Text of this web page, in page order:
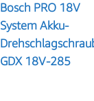
Bosch PRO 18V
System Akku-
GDX 18V-285